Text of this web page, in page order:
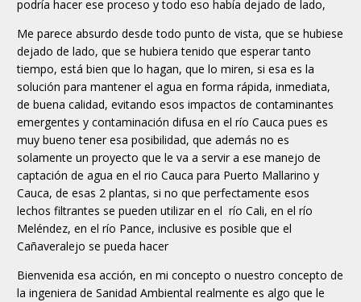
podría hacer ese proceso y todo eso había dejado de lado,
Me parece absurdo desde todo punto de vista, que se hubiese
dejado de lado, que se hubiera tenido que esperar tanto
tiempo, está bien que lo hagan, que lo miren, si esa es la
solución para mantener el agua en forma rápida, inmediata,
de buena calidad, evitando esos impactos de contaminantes
emergentes y contaminación difusa en el río Cauca pues es
muy bueno tener esa posibilidad, que además no es
solamente un proyecto que le va a servir a ese manejo de
captación de agua en el rio Cauca para Puerto Mallarino y
Cauca, de esas 2 plantas, si no que perfectamente esos
lechos filtrantes se pueden utilizar en el río Cali, en el río
Meléndez, en el río Pance, inclusive es posible que el
Cañaveralejo se pueda hacer
Bienvenida esa acción, en mi concepto o nuestro concepto de
la ingeniera de Sanidad Ambiental realmente es algo que le